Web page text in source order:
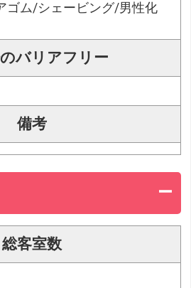
ゴム/シェービング/男性化
バリアフリー
備考
総客室数